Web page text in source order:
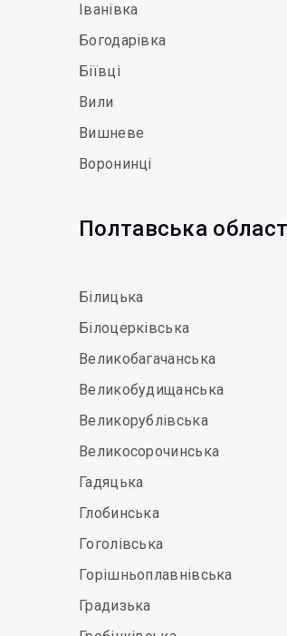
Іванівка
Богодарівка
Біївці
Вили
Вишневе
Воронинці
Полтавська
Білицька
Білоцерківська
Великобагачанська
Великобудищанська
Великорублівська
Великосорочинська
Гадяцька
Глобинська
Гоголівська
Горішньоплавнівська
Градизька